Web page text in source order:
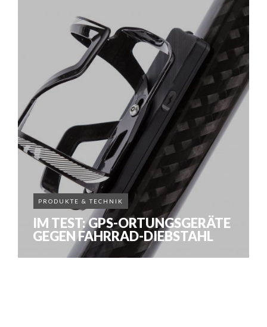
PRODUKTE & TECHNIK
IM TEST: GPS-ORTUNGSGERÄTE
GEGEN FAHRRAD-DIEBSTAHL